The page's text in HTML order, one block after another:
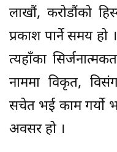
लाखौं, करोडौंको
प्रकाश पार्ने समय हो
त्यहाँका
नाममा विकृत,
सचेत भई काम गर्यो
अवसर हो ।